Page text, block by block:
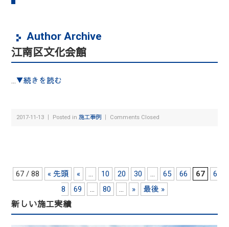
Author Archive
江南区文化会館
...▼続きを読む
2017-11-13 ｜ Posted in施工事例 Comments Closed
67 / 88 « 先頭 « ... 10 20 30 ... 65 66 67
6
8
69 ... 80 ... » 最後 »
新しい施工実績